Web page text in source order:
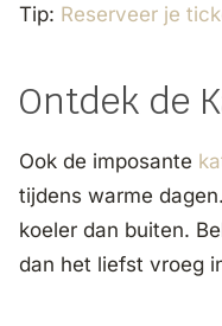
Tip: Reserveer je
Ontdek de
Ook de imposante
tijdens warme
koeler dan buiten.
dan het liefst vroeg